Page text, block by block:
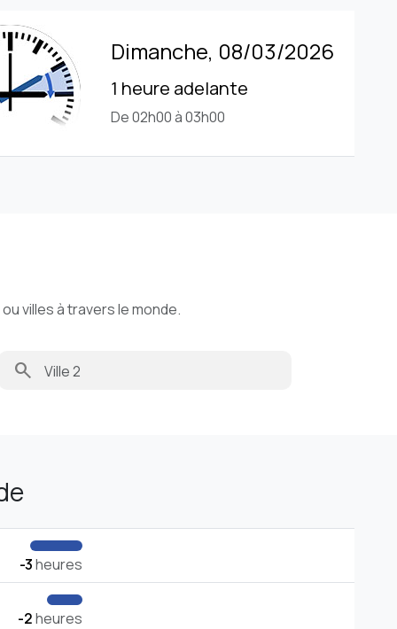
Dimanche, 08/03/2026
1 heure adelante
De 02h00 à 03h00
villes à travers le monde.
search
-3heures
-2heures